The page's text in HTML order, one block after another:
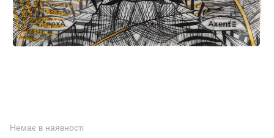
Немає в наявності